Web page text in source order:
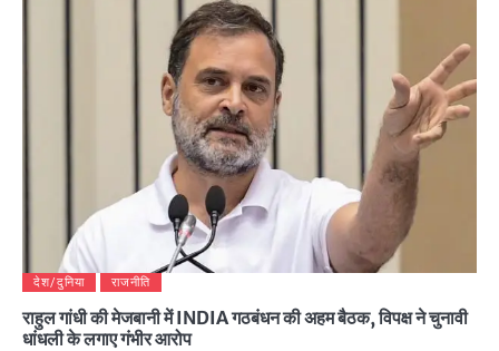
देश/दुनिया राजनीति
राहुल गांधी की मेजबानी में INDIA गठबंधन की अहम बैठक, विपक्ष ने चुनावी
धांधली के लगाए गंभीर आरोप